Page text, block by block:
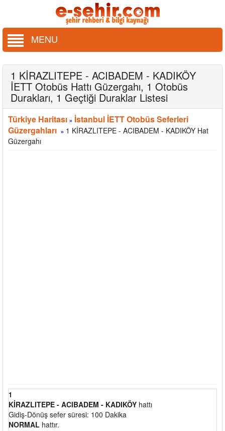
MENU
1 KİRAZLITEPE - ACIBADEM - KADIKÖY
İETT Otobüs Hattı Güzergahı, 1 Otobüs
Durakları, 1 Geçtiği Duraklar Listesi
Türkiye Haritası » İstanbul İETT Otobüs Seferleri
Güzergahları » 1 KİRAZLITEPE - ACIBADEM - KADIKÖY Hat
Güzergahı
1
KİRAZLITEPE - ACIBADEM - KADIKÖY hattı
Gidiş-Dönüş sefer süresi: 100 Dakika
NORMAL hattır.